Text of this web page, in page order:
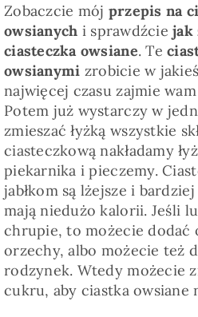
Zobaczcie mój przepis na
owsianych i sprawdźciejak
ciasteczka owsiane. Te
owsianymi zrobicie w
najwięcej czasu zajmie
Potem już wystarczy w
zmieszać łyżką wszystkie
ciasteczkową nakładamy
piekarnika i pieczemy.
jabłkom są lżejsze i
mają niedużo kalorii. Jeśli
chrupie, to możecie dodać
orzechy, albo możecie też
rodzynek. Wtedy możecie
cukru, aby ciastka owsiane